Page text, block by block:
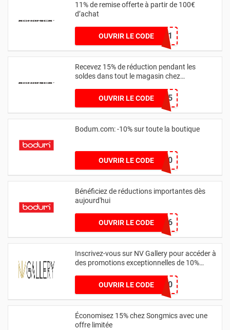
11% de remise offerte à partir de 100€
d’achat
OUVRIR LE CODEVENT11
Recevez 15% de réduction pendant les
soldes dans tout le magasin chez
OUVRIR LE CODEVIP15
Bodum.com: -10% sur toute la boutique
OUVRIR LE CODE
BODUMCAPITAL10
Bénéficiez de réductions importantes dès
aujourd'hui
OUVRIR LE CODEHONEY6
Inscrivez-vous sur NV Gallery pour accéder à
des promotions exceptionnelles de 10%
OUVRIR LE CODE
NVGWELCOME10
Économisez 15% chez Songmics avec une
offre limitée